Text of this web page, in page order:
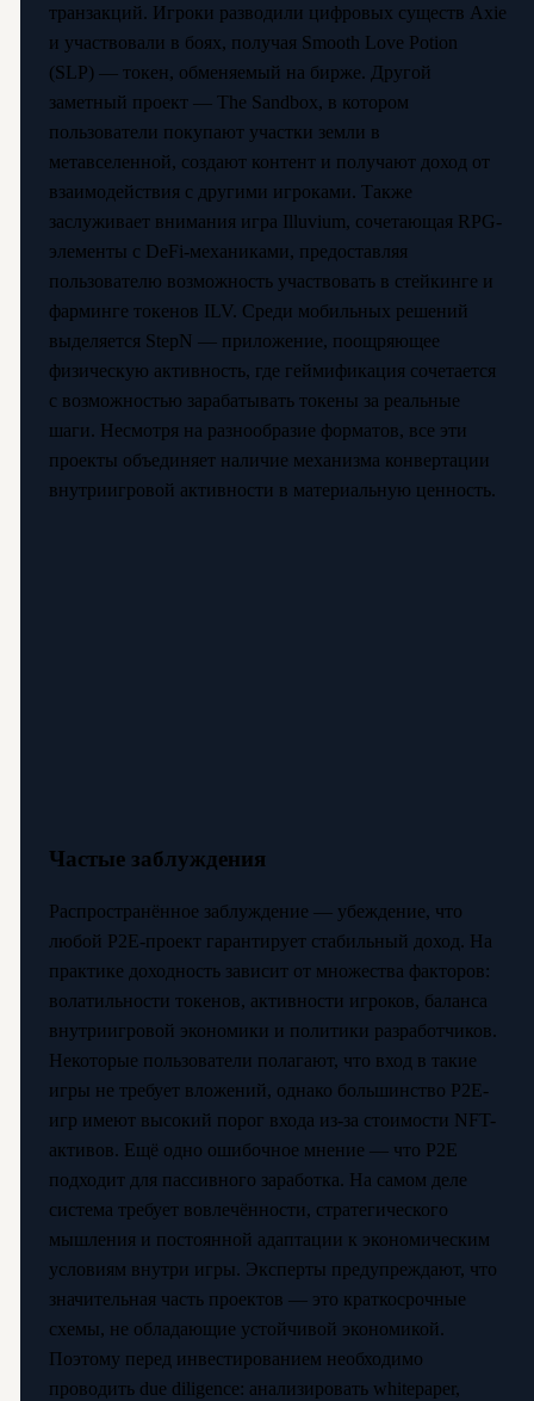
транзакций. Игроки разводили цифровых существ Axie
и участвовали в боях, получая Smooth Love Potion
(SLP) — токен, обменяемый на бирже. Другой
заметный проект — The Sandbox, в котором
пользователи покупают участки земли в
метавселенной, создают контент и получают доход от
взаимодействия с другими игроками. Также
заслуживает внимания игра Illuvium, сочетающая RPG-
элементы с DeFi-механиками, предоставляя
пользователю возможность участвовать в стейкинге и
фарминге токенов ILV. Среди мобильных решений
выделяется StepN — приложение, поощряющее
физическую активность, где геймификация сочетается
с возможностью зарабатывать токены за реальные
шаги. Несмотря на разнообразие форматов, все эти
проекты объединяет наличие механизма конвертации
внутриигровой активности в материальную ценность.
Частые заблуждения
Распространённое заблуждение — убеждение, что
любой P2E-проект гарантирует стабильный доход. На
практике доходность зависит от множества факторов:
волатильности токенов, активности игроков, баланса
внутриигровой экономики и политики разработчиков.
Некоторые пользователи полагают, что вход в такие
игры не требует вложений, однако большинство P2E-
игр имеют высокий порог входа из-за стоимости NFT-
активов. Ещё одно ошибочное мнение — что P2E
подходит для пассивного заработка. На самом деле
система требует вовлечённости, стратегического
мышления и постоянной адаптации к экономическим
условиям внутри игры. Эксперты предупреждают, что
значительная часть проектов — это краткосрочные
схемы, не обладающие устойчивой экономикой.
Поэтому перед инвестированием необходимо
проводить due diligence: анализировать whitepaper,